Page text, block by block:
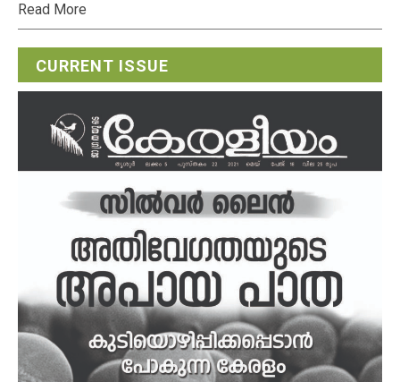
Read More
CURRENT ISSUE